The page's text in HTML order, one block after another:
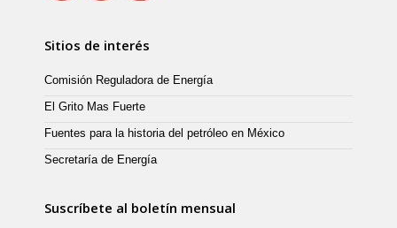
Sitios de interés
Comisión Reguladora de Energía
El Grito Mas Fuerte
Fuentes para la historia del petróleo en México
Secretaría de Energía
Suscríbete al boletín mensual